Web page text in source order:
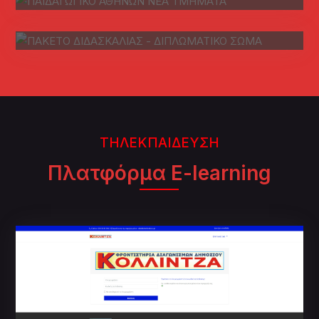
διδασκαλίας μαθημάτων On
ΤΗΛΕΚΠΑΙΔΕΥΣΗ
Πλατφόρμα E-learning